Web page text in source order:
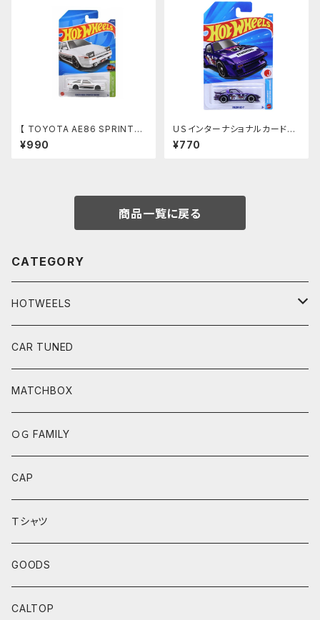
【 TOYOTA AE86 SPRINTER
TRUENO】
¥990
ＵＳインターナショナルカード！ 【
MAZDA RX-7】
¥770
商品一覧に戻る
CATEGORY
HOTWEELS
BASIC
FAST&FURIOUS
CAR CULTURE
POP CULTURE
BOULEVARD SERIES
ANNIVERSARY SERIES
THEME AUTOMOTIVE
CAR TUNED
MATCHBOX
ＯＧ FAMILY
CAP
Ｔシャツ
GOODS
CALTOP